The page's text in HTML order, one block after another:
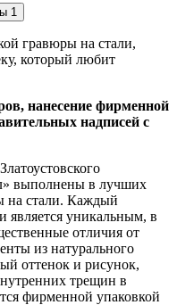
1
гравюры на стали,
который любит
нанесение фирменной
надписей с
выполнены в лучших
на стали. Каждый
является уникальным, в
отличия от
из натурального
оттенок и рисунок,
трещин в
фирменной упаковкой